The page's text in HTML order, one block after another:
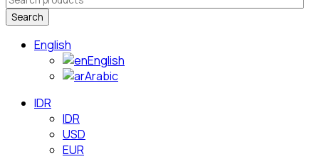
Search
English
English
Arabic
IDR
IDR
USD
EUR